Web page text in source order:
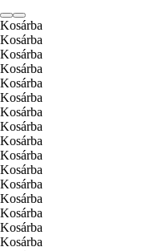
Kosárba
Kosárba
Kosárba
Kosárba
Kosárba
Kosárba
Kosárba
Kosárba
Kosárba
Kosárba
Kosárba
Kosárba
Kosárba
Kosárba
Kosárba
Kosárba